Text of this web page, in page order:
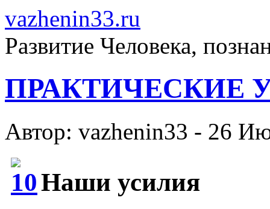
vazhenin33.ru
Развитие Человека,
ПРАКТИЧЕСКИЕ
Автор: vazhenin33 - 26
Наши усилия